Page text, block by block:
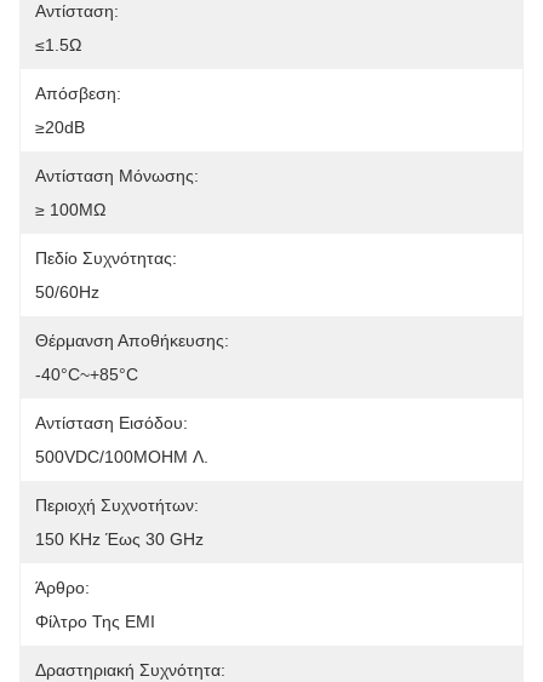
Αντίσταση:
≤1.5Ω
Απόσβεση:
≥20dB
Αντίσταση Μόνωσης:
≥ 100MΩ
Πεδίο Συχνότητας:
50/60Hz
Θέρμανση Αποθήκευσης:
-40°C~+85°C
Αντίσταση Εισόδου:
500VDC/100MOHM Λ.
Περιοχή Συχνοτήτων:
150 KHz Έως 30 GHz
Άρθρο:
Φίλτρο Της EMI
Δραστηριακή Συχνότητα: